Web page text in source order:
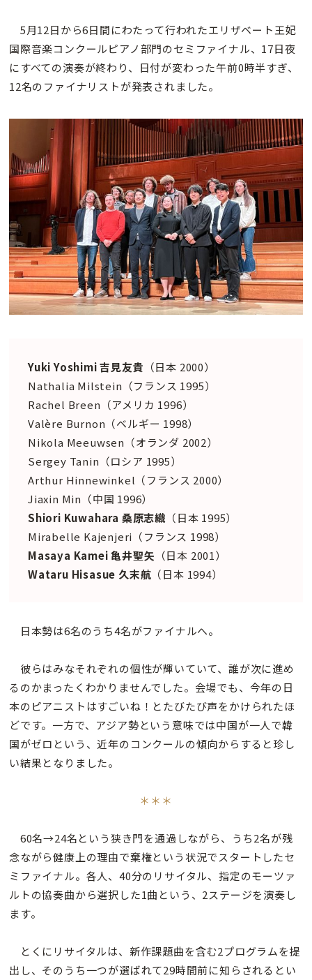
5月12日から6日間にわたって行われたエリザベート王妃
国際音楽コンクールピアノ部門のセミファイナル、17日夜
にすべての演奏が終わり、日付が変わった午前0時半すぎ、
12名のファイナリストが発表されました。
Yuki Yoshimi 吉見友貴 （日本 2000）
Nathalia Milstein（フランス 1995）
Rachel Breen（アメリカ 1996）
Valère Burnon（ベルギー 1998）
Nikola Meeuwsen（オランダ 2002）
Sergey Tanin（ロシア 1995）
Arthur Hinnewinkel（フランス 2000）
Jiaxin Min（中国 1996）
Shiori Kuwahara 桑原志織 （日本 1995）
Mirabelle Kajenjeri（フランス 1998）
Masaya Kamei 亀井聖矢 （日本 2001）
Wataru Hisasue 久末航 （日本 1994）
日本勢は6名のうち4名がファイナルへ。
彼らはみなそれぞれの個性が輝いていて、誰が次に進め
るのかまったくわかりませんでした。会場でも、今年の日
本のピアニストはすごいね！とたびたび声をかけられたほ
どです。一方で、アジア勢という意味では中国が一人で韓
国がゼロという、近年のコンクールの傾向からすると珍し
い結果となりました。
＊＊＊
60名→24名という狭き門を通過しながら、うち2名が残
念ながら健康上の理由で棄権という状況でスタートしたセ
ミファイナル。各人、40分のリサイタル、指定のモーツァ
ルトの協奏曲から選択した1曲という、2ステージを演奏し
ます。
とくにリサイタルは、新作課題曲を含む2プログラムを提
出し、そのうち一つが選ばれて29時間前に知らされるとい